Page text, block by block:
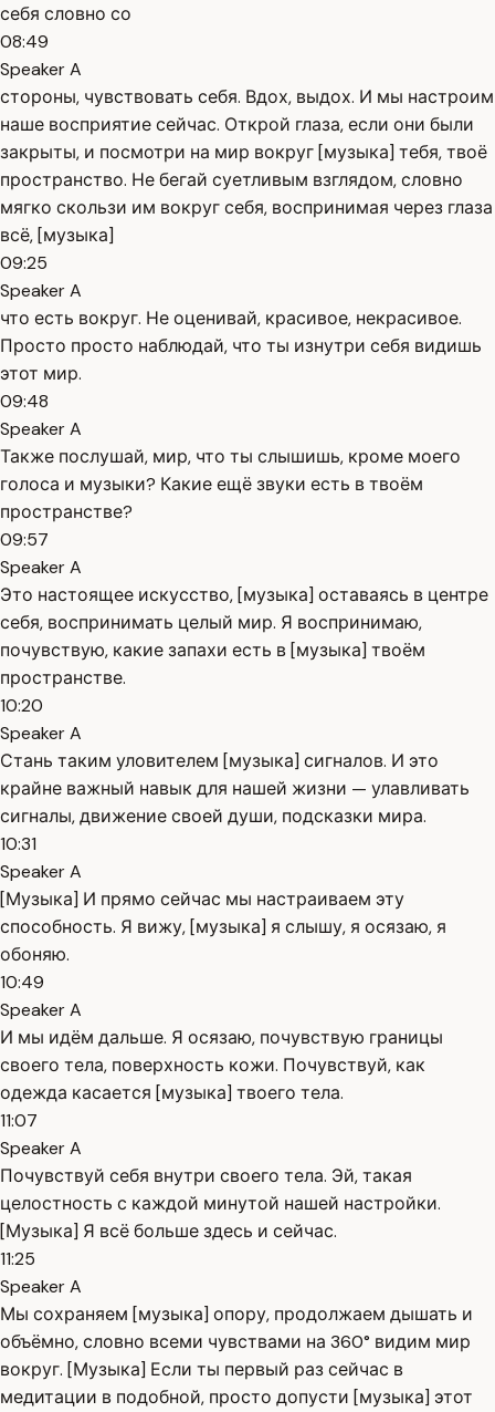
себя словно со
08:49
Speaker A
стороны, чувствовать себя. Вдох, выдох. И мы настроим
наше восприятие сейчас. Открой глаза, если они были
закрыты, и посмотри на мир вокруг [музыка] тебя, твоё
пространство. Не бегай суетливым взглядом, словно
мягко скользи им вокруг себя, воспринимая через глаза
всё, [музыка]
09:25
Speaker A
что есть вокруг. Не оценивай, красивое, некрасивое.
Просто просто наблюдай, что ты изнутри себя видишь
этот мир.
09:48
Speaker A
Также послушай, мир, что ты слышишь, кроме моего
голоса и музыки? Какие ещё звуки есть в твоём
пространстве?
09:57
Speaker A
Это настоящее искусство, [музыка] оставаясь в центре
себя, воспринимать целый мир. Я воспринимаю,
почувствую, какие запахи есть в [музыка] твоём
пространстве.
10:20
Speaker A
Стань таким уловителем [музыка] сигналов. И это
крайне важный навык для нашей жизни — улавливать
сигналы, движение своей души, подсказки мира.
10:31
Speaker A
[Музыка] И прямо сейчас мы настраиваем эту
способность. Я вижу, [музыка] я слышу, я осязаю, я
обоняю.
10:49
Speaker A
И мы идём дальше. Я осязаю, почувствую границы
своего тела, поверхность кожи. Почувствуй, как
одежда касается [музыка] твоего тела.
11:07
Speaker A
Почувствуй себя внутри своего тела. Эй, такая
целостность с каждой минутой нашей настройки.
[Музыка] Я всё больше здесь и сейчас.
11:25
Speaker A
Мы сохраняем [музыка] опору, продолжаем дышать и
объёмно, словно всеми чувствами на 360° видим мир
вокруг. [Музыка] Если ты первый раз сейчас в
медитации в подобной, просто допусти [музыка] этот